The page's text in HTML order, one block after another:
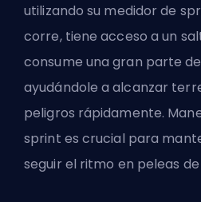
utilizando su medidor de
corre, tiene acceso a un
consume una gran parte
ayudándole a alcanzar
peligros rápidamente.
sprint es crucial para
seguir el ritmo en peleas